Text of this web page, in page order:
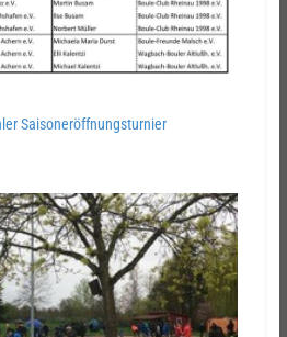
Saisoneröffnungsturnier